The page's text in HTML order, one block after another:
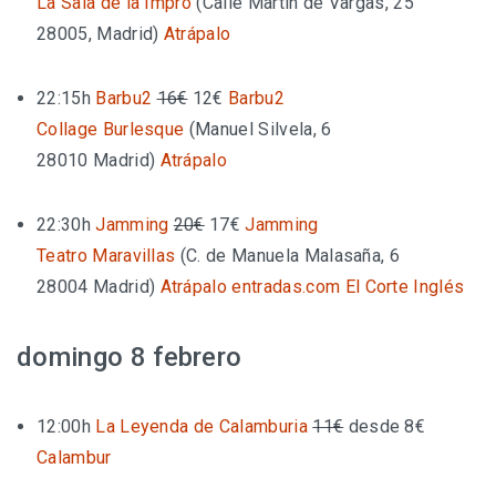
28005, Madrid) Atrápalo
22:15h Barbu2 16€12€ Barbu2
Collage Burlesque ( Manuel Silvela, 6
28010 Madrid) Atrápalo
22:30h Jamming 20€17€ Jamming
Teatro Maravillas (C. de Manuela Malasaña, 6
28004 Madrid) Atrápalo entradas.com El Corte Inglés
domingo 8 febrero
12:00h La Leyenda de Calamburia 11€desde 8€
Calambur